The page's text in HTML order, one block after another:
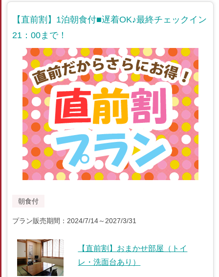
【直前割】1泊朝食付■遅着OK♪最終チェックイン
21：00まで！
朝食付
プラン販売期間：2024/7/14～2027/3/31
【直前割】おまかせ部屋（トイ
レ・洗面台あり）